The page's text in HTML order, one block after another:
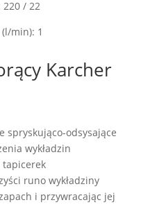
220 / 22
min): 1
Karcher
spryskująco-odsysające
wykładzin
tapicerek
runo wykładziny
i przywracając jej